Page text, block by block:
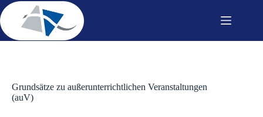
Zum
Inhalt
springen
Grundsätze zu außerunterrichtlichen Veranstaltungen
(auV)